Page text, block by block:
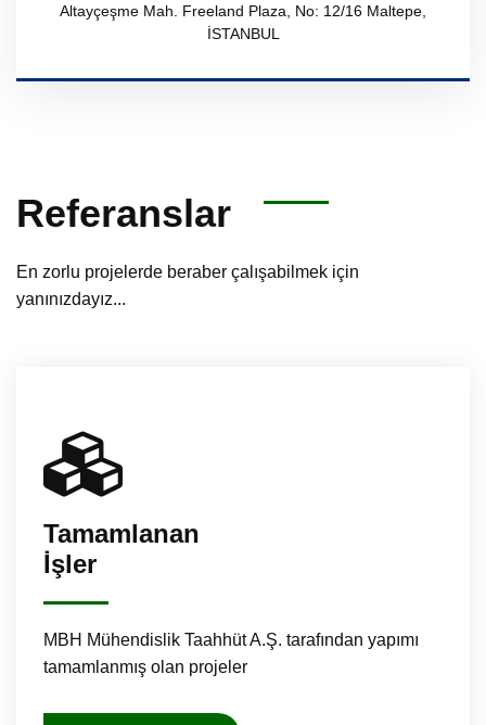
Altayçeşme Mah. Freeland Plaza, No: 12/16 Maltepe,
İSTANBUL
Referanslar
En zorlu projelerde beraber çalışabilmek için
yanınızdayız...
Tamamlanan
İşler
MBH Mühendislik Taahhüt A.Ş. tarafından yapımı
tamamlanmış olan projeler